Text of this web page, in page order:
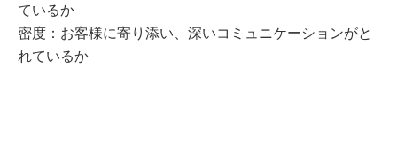
ているか
密度：お客様に寄り添い、深いコミュニケーションがと
れているか